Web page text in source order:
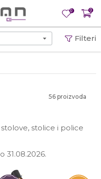
0
0
Filteri
56 proizvoda
stolice i police
31.08.2026.